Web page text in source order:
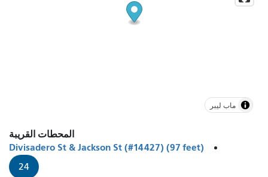
ماب ليبر
المحطات القريبة
Divisadero St & Jackson St (#14427) (97 feet)
24